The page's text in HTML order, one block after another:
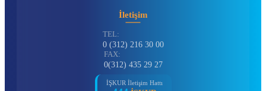
İletişim
TEL:
0 (312) 216 30 00
FAX:
0(312) 435 29 27
İŞKUR İletişim Hattı